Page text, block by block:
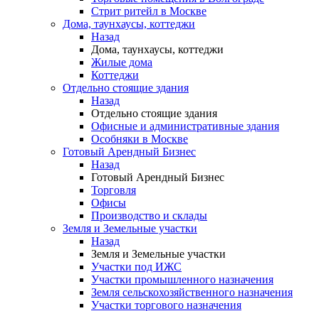
Стрит ритейл в Москве
Дома, таунхаусы, коттеджи
Назад
Дома, таунхаусы, коттеджи
Жилые дома
Коттеджи
Отдельно стоящие здания
Назад
Отдельно стоящие здания
Офисные и административные здания
Особняки в Москве
Готовый Арендный Бизнес
Назад
Готовый Арендный Бизнес
Торговля
Офисы
Производство и склады
Земля и Земельные участки
Назад
Земля и Земельные участки
Участки под ИЖС
Участки промышленного назначения
Земля сельскохозяйственного назначения
Участки торгового назначения